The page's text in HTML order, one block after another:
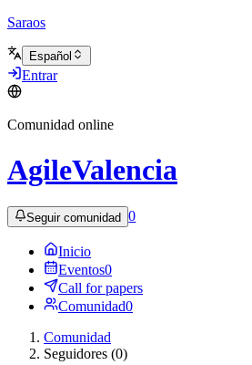
Saraos
Español
Entrar
Comunidad online
AgileValencia
Seguir comunidad 0
Inicio
Eventos0
Call for papers
Comunidad0
Comunidad
Seguidores (0)